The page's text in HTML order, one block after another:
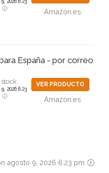
Amazon.es
España - por correo
2026 6:23
VER PRODUCTO
Amazon.es
agosto 9, 2026 6:23 pm